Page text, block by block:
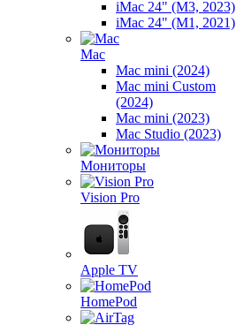
iMac 24" (M3, 2023)
iMac 24" (M1, 2021)
Mac
Mac mini (2024)
Mac mini Custom
(2024)
Mac mini (2023)
Mac Studio (2023)
Мониторы
Vision Pro
Apple TV
HomePod